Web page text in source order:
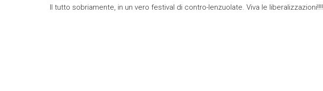
Il tutto sobriamente, in un vero festival di contro-lenzuolate. Viva le liberalizzazioni!!!!